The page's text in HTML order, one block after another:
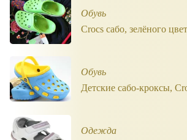
Обувь
Crocs сабо, зелёного
Обувь
Детские сабо-кроксы,
Одежда